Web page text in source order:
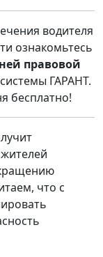
водителя
ознакомьтесь
правовой
ГАРАНТ.
бесплатно!
что с